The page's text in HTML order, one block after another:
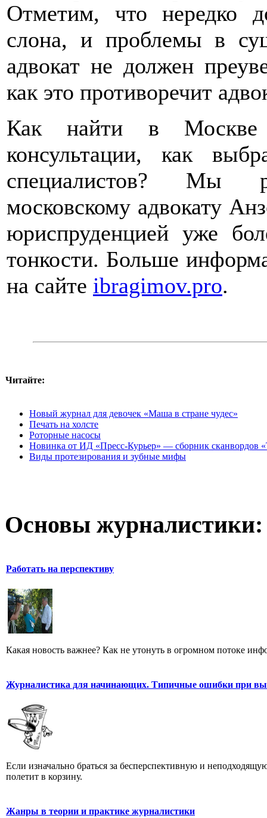
Отметим, что нередко
слона, и проблемы в
адвокат не должен
как это противоречит
Как найти в Москве
консультации, как
специалистов? Мы
московскому адвокату
юриспруденцией уже
тонкости. Больше
на сайте ibragimov.pro.
Читайте:
Новый журнал для девочек «Маша в стране чудес»
Печать на холсте
Роторные насосы
Новинка от ИД «Пресс-Курьер» — сборник сканвордов
Виды протезирования и зубные мифы
Основы журналистики:
Работать на перспективу
Какая новость важнее? Как не утонуть в огромном потоке
Журналистика для начинающих. Типичные ошибки при
Если изначально браться за бесперспективную и
полетит в корзину.
Жанры в теории и практике журналистики